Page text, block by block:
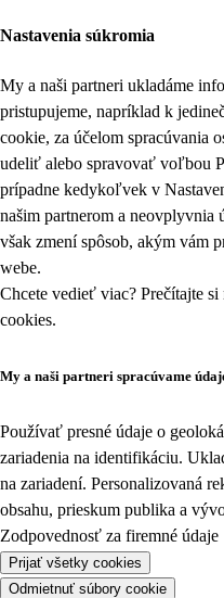
Nastavenia súkromia
My a naši partneri ukladáme
pristupujeme, napríklad k
cookie, za účelom spracúvania
udeliť alebo spravovať voľbou
prípadne kedykoľvek v
našim partnerom a neovplyvnia
však zmení spôsob, akým vám
webe.
Chcete vedieť viac? Prečítajte si
cookies.
My a naši partneri spracúvame
Používať presné údaje o
zariadenia na identifikáciu.
na zariadení. Personalizovaná
obsahu, prieskum publika a
Zodpovednosť za firemné údaje
Prijať všetky cookies
Odmietnuť súbory cookie